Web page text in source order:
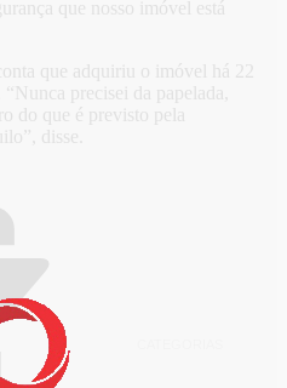
que nosso imóvel está
que adquiriu o imóvel há 22
precisei da papelada,
do que é previsto pela
disse.